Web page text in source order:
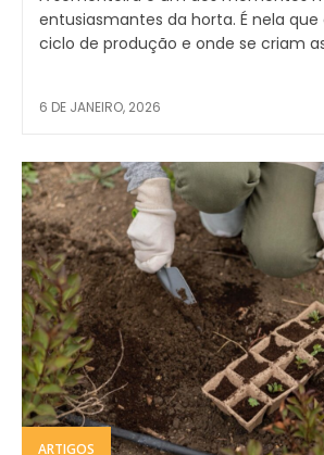
entusiasmantes da horta. É nela
ciclo de produção e onde se criam
6 DE JANEIRO, 2026
ARTIGOS